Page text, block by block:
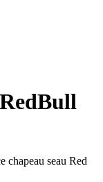
chapeau seau Red